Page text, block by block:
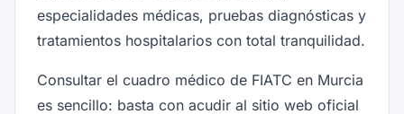
especialidades médicas, pruebas diagnósticas y
tratamientos hospitalarios con total tranquilidad.
Consultar el cuadro médico de FIATC en Murcia
es sencillo: basta con acudir al sitio web oficial